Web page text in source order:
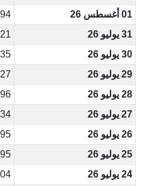
01 أغسطس 26
31 يوليو 26
30 يوليو 26
29 يوليو 26
28 يوليو 26
27 يوليو 26
26 يوليو 26
25 يوليو 26
24 يوليو 26